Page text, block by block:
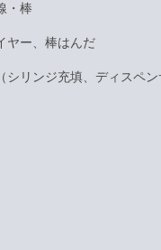
・棒
ヤー、棒はんだ
シリンジ充填、ディスペン